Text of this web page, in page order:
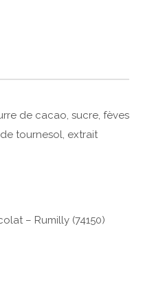
de cacao, sucre, fèves
tournesol, extrait
– Rumilly (74150)